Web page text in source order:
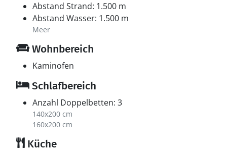
Abstand Strand: 1.500 m
Abstand Wasser: 1.500 m
Meer
Wohnbereich
Kaminofen
Schlafbereich
Anzahl Doppelbetten: 3
140x200 cm
160x200 cm
Küche